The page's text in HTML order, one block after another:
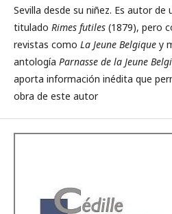
Sevilla desde su niñez. Es autor de
titulado Rimes futiles (1879), pero
revistas como La Jeune Belgique y
antología Parnasse de la Jeune
aporta información inédita que
obra de este autor